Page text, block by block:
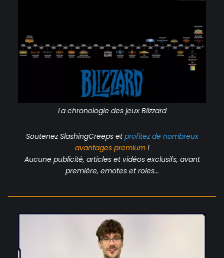
La chronologie des jeux Blizzard
Soutenez SlashingCreeps etprofitez de nombreux
avantagespremium!
Aucune publicité, articles et vidéos exclusifs, avant
première, emotes et roles...